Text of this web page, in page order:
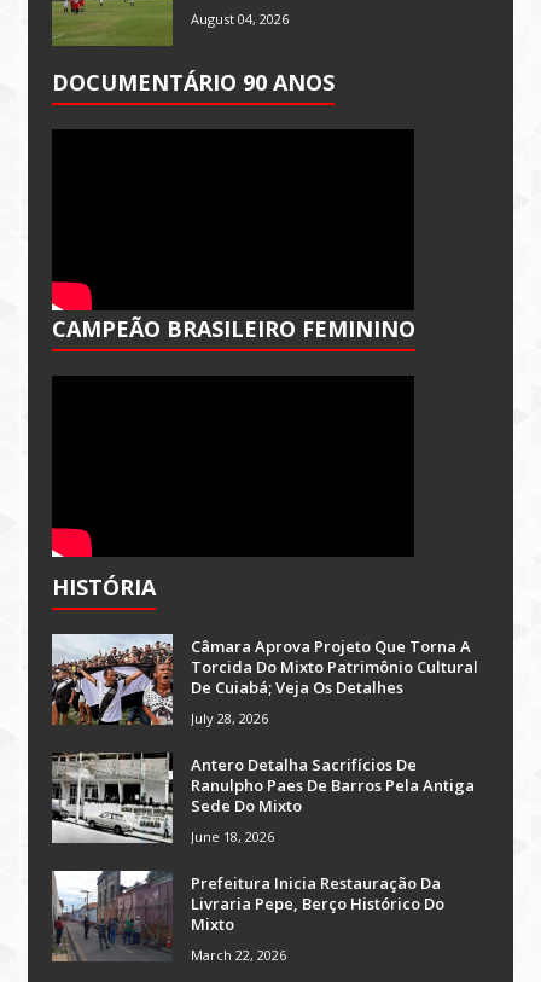
August 04, 2026
DOCUMENTÁRIO 90 ANOS
CAMPEÃO BRASILEIRO FEMININO
HISTÓRIA
Câmara Aprova Projeto Que Torna A
Torcida Do Mixto Patrimônio Cultural
De Cuiabá; Veja Os Detalhes
July 28, 2026
Antero Detalha Sacrifícios De
Ranulpho Paes De Barros Pela Antiga
Sede Do Mixto
June 18, 2026
Prefeitura Inicia Restauração Da
Livraria Pepe, Berço Histórico Do
Mixto
March 22, 2026